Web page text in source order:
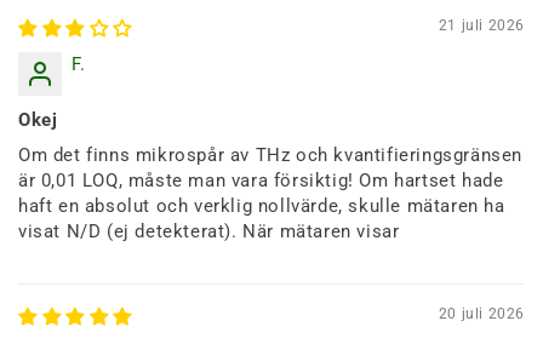
21 juli 2026
F.
Okej
Om det finns mikrospår av THz och kvantifieringsgränsen
är 0,01 LOQ, måste man vara försiktig! Om hartset hade
haft en absolut och verklig nollvärde, skulle mätaren ha
visat N/D (ej detekterat). När mätaren visar
20 juli 2026